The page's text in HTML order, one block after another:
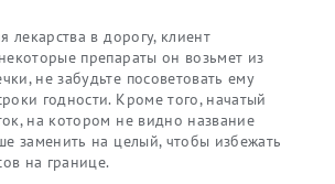
лекарства в дорогу, клиент
препараты он возьмет из
не забудьте посоветовать ему
годности. Кроме того, начатый
на котором не видно название
заменить на целый, чтобы избежать
на границе.